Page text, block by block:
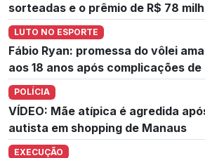
sorteadas e o prêmio de R$ 78
LUTO NO ESPORTE
Fábio Ryan: promessa do vôlei
aos 18 anos após complicações de
POLÍCIA
VÍDEO: Mãe atípica é agredida
autista em shopping de Manaus
EXECUÇÃO